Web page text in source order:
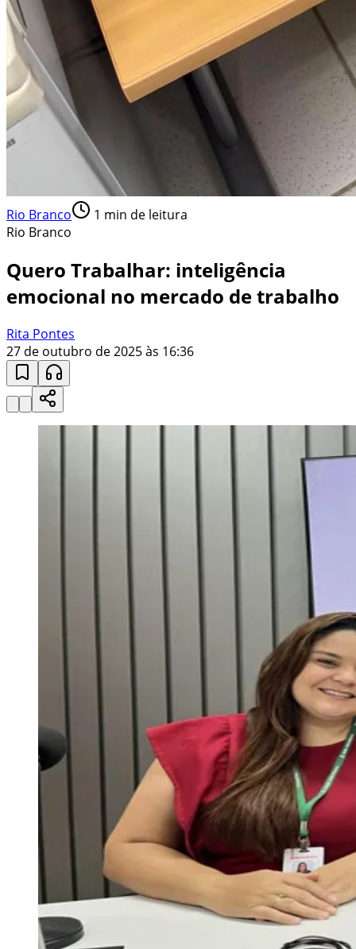
Rio Branco 1 min de leitura
Rio Branco
Quero Trabalhar: inteligência
emocional no mercado de trabalho
Rita Pontes
27 de outubro de 2025 às 16:36